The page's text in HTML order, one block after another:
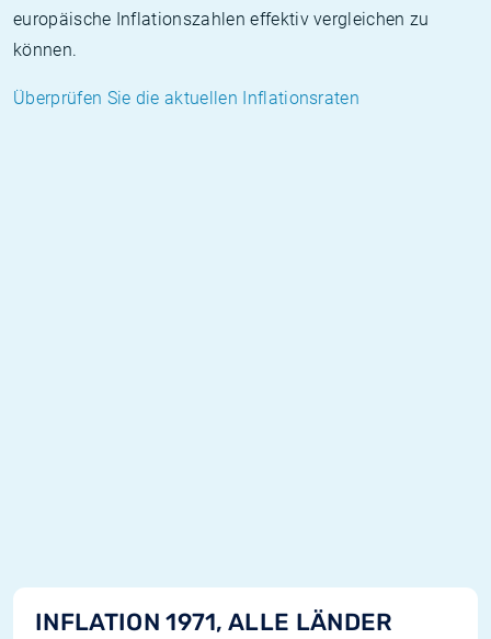
europäische Inflationszahlen effektiv vergleichen zu
können.
Überprüfen Sie die aktuellen Inflationsraten
INFLATION 1971, ALLE LÄNDER